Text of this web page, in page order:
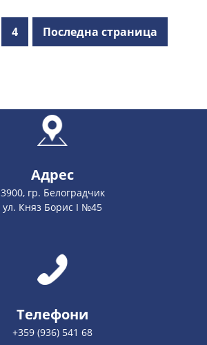
4 Последна страница
Адрес
3900, гр. Белоградчик
ул. Княз Борис І №45
Телефони
+359 (936) 541 68